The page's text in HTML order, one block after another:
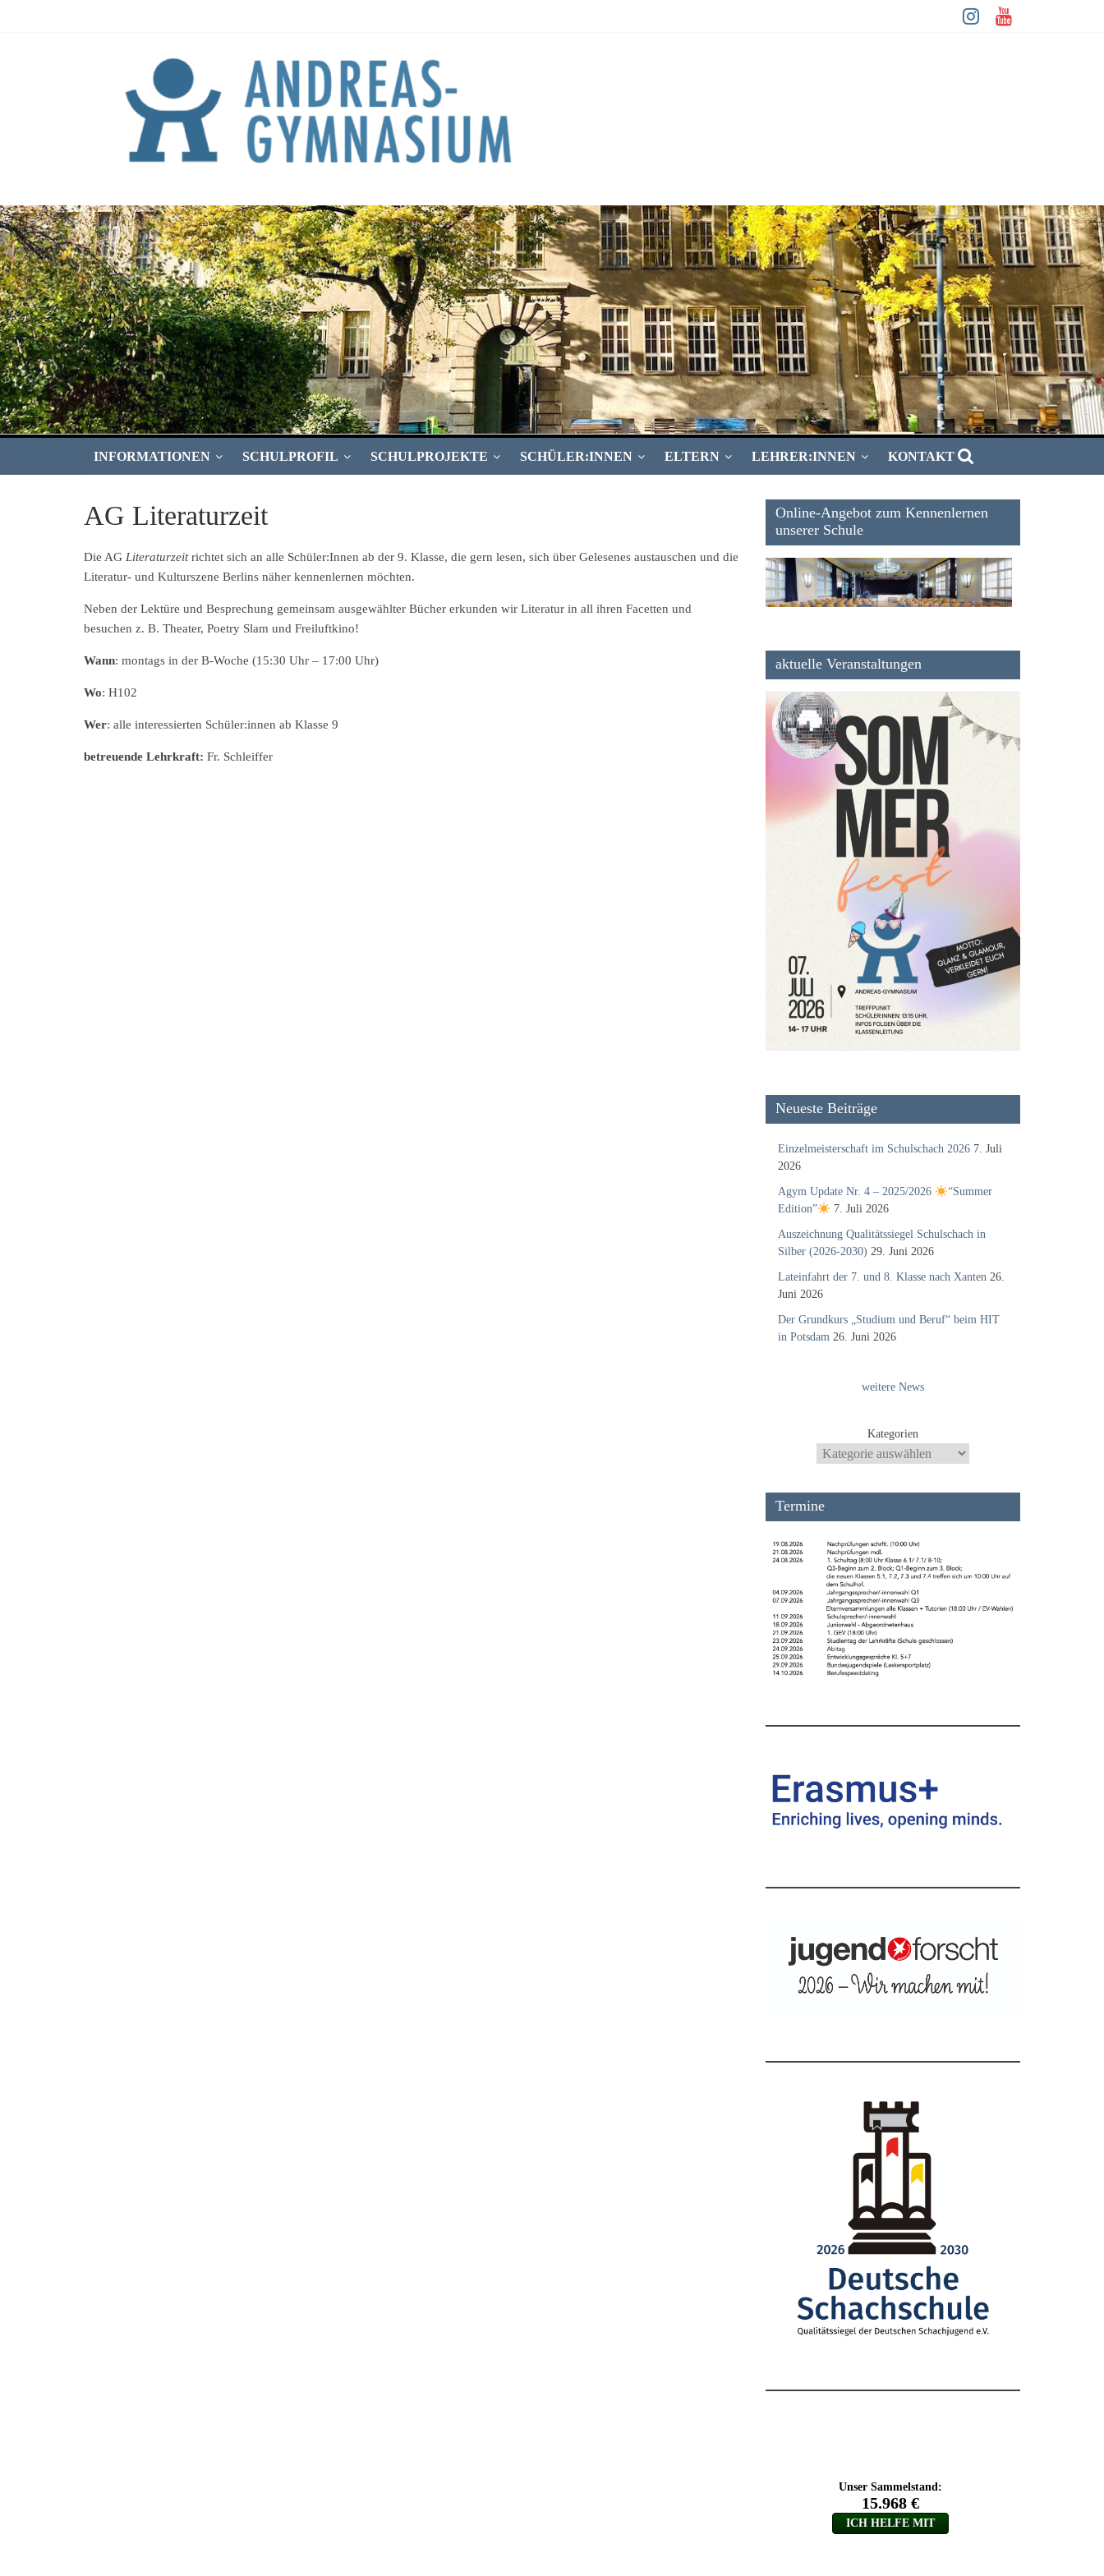
INFORMATIONEN SCHULPROFIL SCHULPROJEKTE SCHÜLER:INNEN ELTERN LEHRER:INNEN KONTAKT
AG Literaturzeit
Die AG Literaturzeitrichtet sich an alle Schüler:Innen ab der 9. Klasse, die gern lesen, sich über Gelesenes austauschen und die
Literatur- und Kulturszene Berlins näher kennenlernen möchten.
Neben der Lektüre und Besprechung gemeinsam ausgewählter Bücher erkunden wir Literatur in all ihren Facetten und
besuchen z. B. Theater, Poetry Slam und Freiluftkino!
Wann: montags in der B-Woche (15:30 Uhr – 17:00 Uhr)
Wo: H102
Wer: alle interessierten Schüler:innen ab Klasse 9
betreuende Lehrkraft: Fr. Schleiffer
Online-Angebot zum Kennenlernen
unserer Schule
aktuelle Veranstaltungen
Neueste Beiträge
Einzelmeisterschaft im Schulschach 2026 7. Juli
2026
Agym Update Nr. 4 – 2025/2026
“Summer
Edition”
7. Juli 2026
Auszeichnung Qualitätssiegel Schulschach in
Silber (2026-2030) 29. Juni 2026
Lateinfahrt der 7. und 8. Klasse nach Xanten 26.
Juni 2026
Der Grundkurs „Studium und Beruf“ beim HIT
in Potsdam 26. Juni 2026
weitere News
Kategorien
Termine